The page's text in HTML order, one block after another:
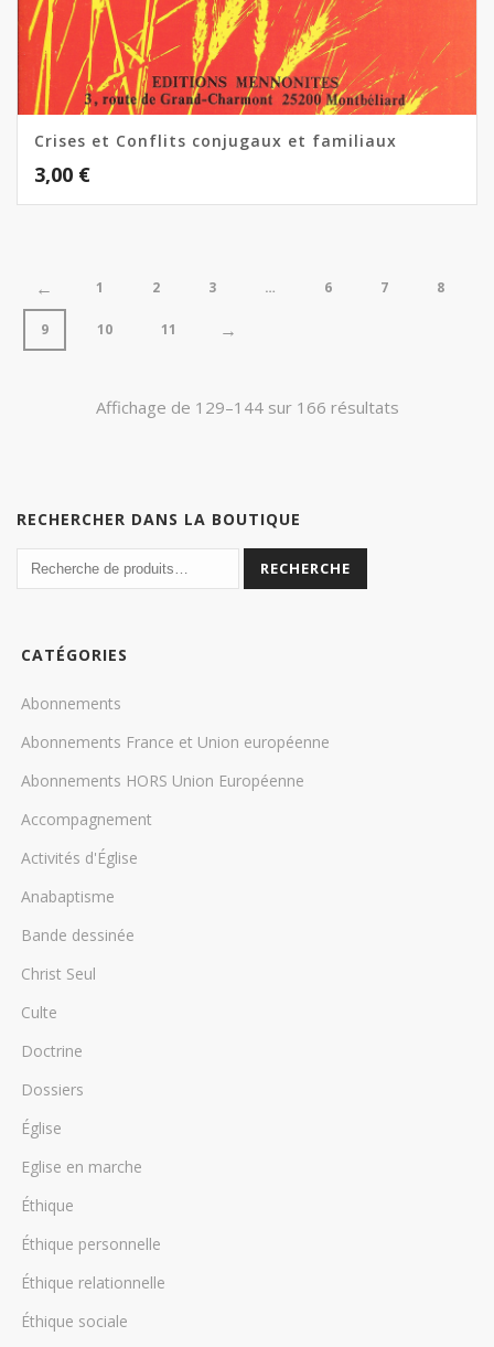
Crises et Conflits conjugaux et familiaux
3,00 €
← 1 2 3 … 6 7 8
9 10 11 →
Affichage de 129–144 sur 166 résultatsTrié
RECHERCHER DANS LA BOUTIQUE
RECHERCHE
CATÉGORIES
Abonnements
Abonnements France et Union européenne
Abonnements HORS Union Européenne
Accompagnement
Activités d'Église
Anabaptisme
Bande dessinée
Christ Seul
Culte
Doctrine
Dossiers
Église
Eglise en marche
Éthique
Éthique personnelle
Éthique relationnelle
Éthique sociale